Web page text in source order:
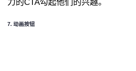
力的CTA勾起他们的兴趣。
7. 动画按钮